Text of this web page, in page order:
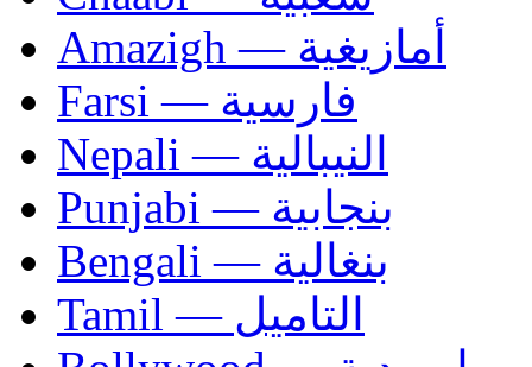
Amazigh — أمازيغية
Farsi — فارسية
Nepali — النيبالية
Punjabi — بنجابية
Bengali — بنغالية
Tamil — التاميل